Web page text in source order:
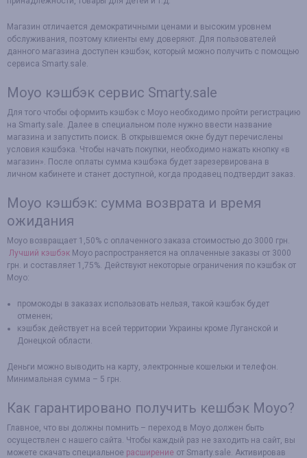
Магазин отличается демократичными ценами и высоким уровнем
обслуживания, поэтому клиенты ему доверяют. Для пользователей
данного магазина доступен кэшбэк, который можно получить с помощью
сервиса Smarty.sale.
Moyo кэшбэк сервис Smarty.sale
Для того чтобы оформить кэшбэк с Moyo необходимо пройти регистрацию
на Smarty.sale. Далее в специальном поле нужно ввести название
магазина и запустить поиск. В открывшемся окне будут перечислены
условия кэшбэка. Чтобы начать покупки, необходимо нажать кнопку «в
магазин». После оплаты сумма кэшбэка будет зарезервирована в
личном кабинете и станет доступной, когда продавец подтвердит заказ.
Moyo кэшбэк: сумма возврата и время
ожидания
Moyo возвращает 1,50% с оплаченного заказа стоимостью до 3000 грн.
Лучший кэшбэк Moyo распространяется на оплаченные заказы от 3000
грн. и составляет 1,75%. Действуют некоторые ограничения по кэшбэк от
Moyo:
промокоды в заказах использовать нельзя, такой кэшбэк будет
отменен;
кэшбэк действует на всей территории Украины кроме Луганской и
Донецкой области.
Деньги можно выводить на карту, электронные кошельки и телефон.
Минимальная сумма – 5 грн.
Как гарантировано получить кешбэк Moyo?
Главное, что вы должны помнить – переход в Moyo должен быть
осуществлен с нашего сайта. Чтобы каждый раз не заходить на сайт, вы
можете скачать специальное расширение от Smarty.sale. Активировав